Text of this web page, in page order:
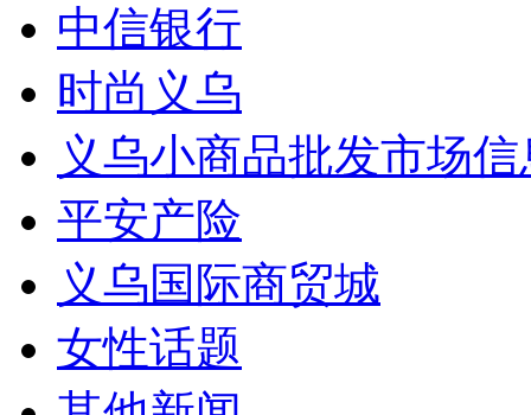
中信银行
时尚义乌
义乌小商品批发市场
平安产险
义乌国际商贸城
女性话题